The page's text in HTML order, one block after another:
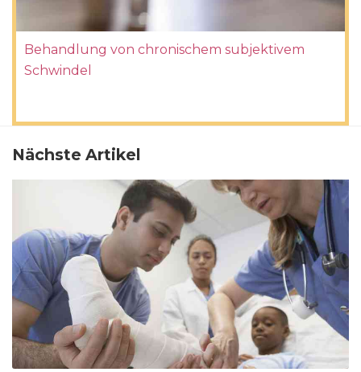
Behandlung von chronischem subjektivem
Schwindel
Nächste Artikel